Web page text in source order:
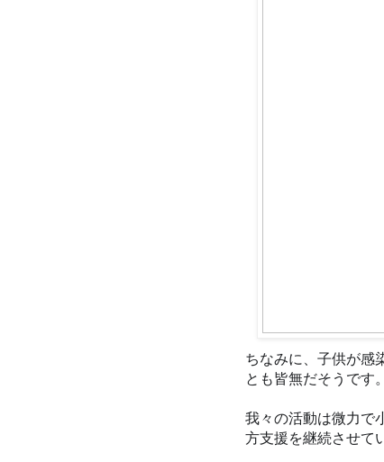
ちなみに、子供が感
とも皆無だそうです。
我々の活動は微力で
方支援を継続させて